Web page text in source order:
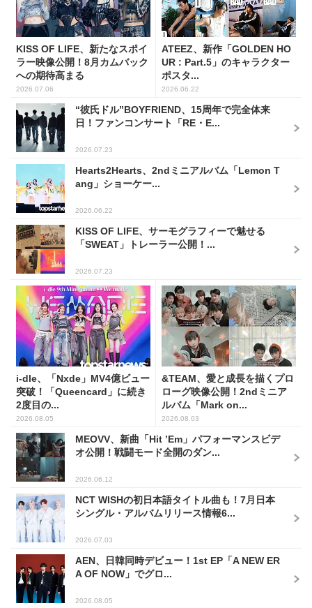
KISS OF LIFE、新たなスポイ
ラー映像公開！8月カムバック
への期待高まる
2026.07.06
ATEEZ、新作「GOLDEN HO
UR : Part.5」のキャラクター
ポスタ...
2026.06.22
“彼氏ドル”BOYFRIEND、15周年で完全体来
日！ファンコンサート「RE・E...
2026.07.23
Hearts2Hearts、2ndミニアルバム「Lemon T
ang」ショーケー...
2026.06.22
KISS OF LIFE、サーモグラフィーで魅せる
「SWEAT」トレーラー公開！...
2026.07.23
i-dle、「Nxde」MV4億ビュー
突破！「Queencard」に続き
2度目の...
2026.08.05
&TEAM、愛と成長を描くプロ
ローグ映像公開！2ndミニア
ルバム「Mark on...
2026.08.03
MEOVV、新曲「Hit ’Em」パフォーマンスビデ
オ公開！戦闘モード全開のダン...
2026.06.12
NCT WISHの初日本語タイトル曲も！7月日本
シングル・アルバムリリース情報6...
2026.07.03
AEN、日韓同時デビュー！1st EP「A NEW ER
A OF NOW」でグロ...
2026.08.05